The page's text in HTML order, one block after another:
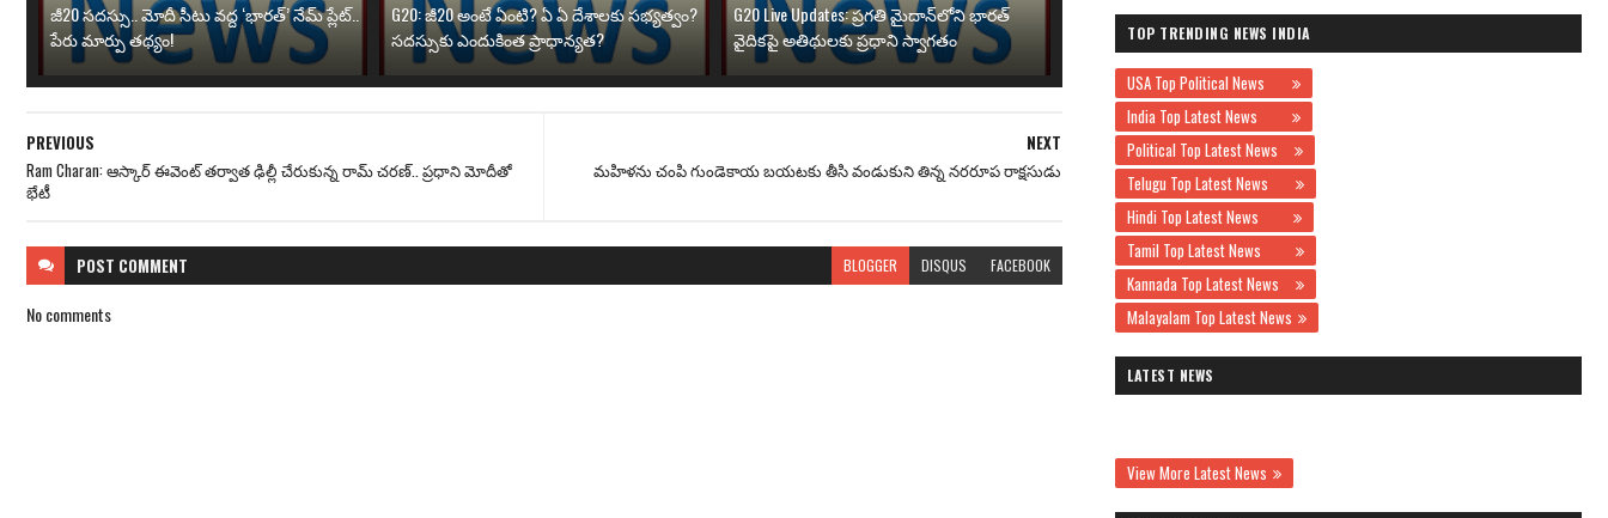
జీ20 సదస్సు.. మోదీ సీటు వద్ద ‘భారత్’ నేమ్ ప్లేట్‌..
పేరు మార్పు తథ్యం!
G20: జీ20 అంటే ఏంటి? ఏ ఏ దేశాలకు సభ్యత్వం?
సదస్సుకు ఎందుకింత ప్రాధాన్యత?
G20 Live Updates: ప్రగతి మైదాన్‌లోని భారత్
వైదికపై అతిథులకు ప్రధాని స్వాగతం
NEXT
మహిళను చంపి గుండెకాయ బయటకు తీసి వండుకుని తిన్న నరరూప రాక్షసుడు
PREVIOUS
Ram Charan: ఆస్కార్ ఈవెంట్ త‌ర్వాత ఢిల్లీ చేరుకున్న రామ్ చ‌ర‌ణ్‌.. ప్రధాని మోదీతో
భేటీ
POST COMMENT BLOGGER DISQUS FACEBOOK
No comments
TOP TRENDING NEWS INDIA
USA Top Political News
India Top Latest News
Political Top Latest News
Telugu Top Latest News
Hindi Top Latest News
Tamil Top Latest News
Kannada Top Latest News
Malayalam Top Latest News
LATEST NEWS
View More Latest News